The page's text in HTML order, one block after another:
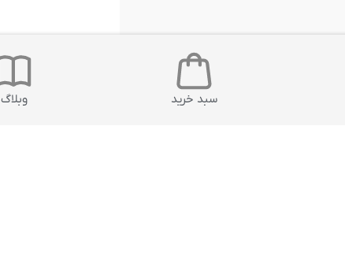
سبد خرید وبلاگ